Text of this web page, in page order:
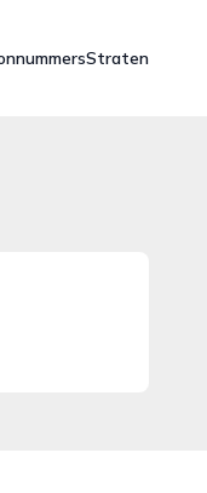
Straten